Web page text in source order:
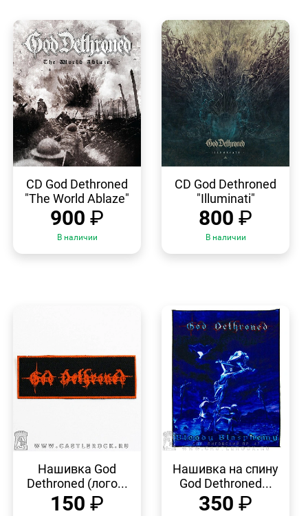
ПРОСМОТР
CD God Dethroned
"The World Ablaze"
900 ₽
В наличии
ПРОСМОТР
CD God Dethroned
"Illuminati"
800 ₽
В наличии
ПРОСМОТР
Нашивка God
Dethroned (лого...
150 ₽
ПРОСМОТР
Нашивка на спину
God Dethroned...
350 ₽